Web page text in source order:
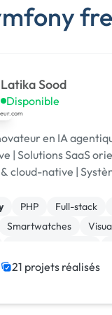
Latika Sood
Disponible
en IA
| Solutions SaaS
cloud-native |
ESG | +12 ans
PHP Full-stack
Smartwatches
21 projets réalisés